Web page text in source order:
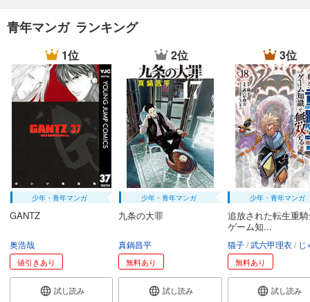
青年マンガ ランキング
1位
少年・青年マンガ
GANTZ
奥浩哉
値引きあり
試し読み
2位
少年・青年マンガ
九条の大罪
真鍋昌平
無料あり
試し読み
3位
少年・青年マンガ
追放された転生重
ゲーム知...
猫子 武六甲理衣 じゃ
無料あり
試し読み